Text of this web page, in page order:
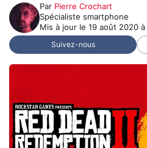
Par Pierre Crochart
Spécialiste smartphone
Mis à jour le 19 août 2020
Suivez-nous